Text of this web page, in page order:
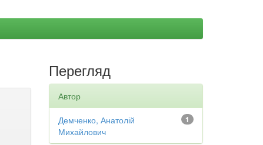
Перегляд
Автор
1
Демченко, Анатолій
Михайлович